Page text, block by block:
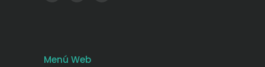
Menú Web